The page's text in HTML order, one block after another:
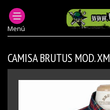
Menú
ROPA PUNK HOMBRE CAMISAS
CAMISA BRUTUS MOD.